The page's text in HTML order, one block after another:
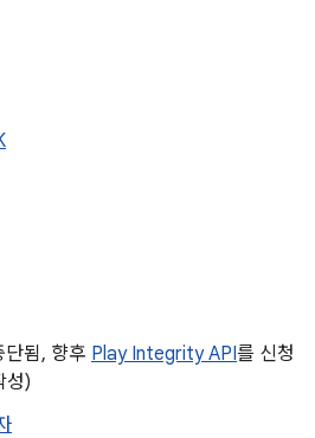
단됨, 향후 Play Integrity API를 신청
성)